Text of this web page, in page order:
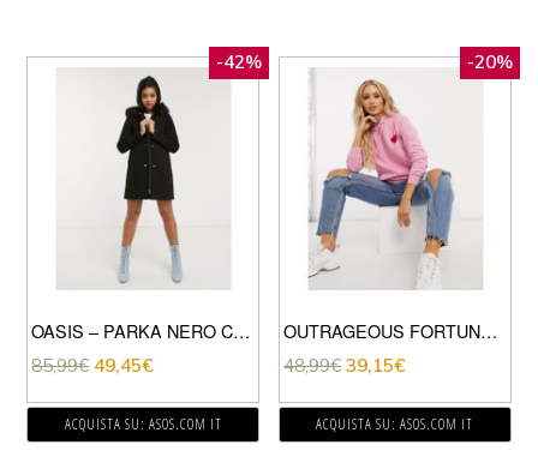
-42%
OASIS – PARKA NERO CON CAPPUCCIO
85,99€ 49,45€
ACQUISTA SU: ASOS.COM IT
-20%
OUTRAGEOUS FORTUNE – FELPA CON CAPPUCCIO DA CASA ROSA CON MOTIVO
48,99€ 39,15€
ACQUISTA SU: ASOS.COM IT